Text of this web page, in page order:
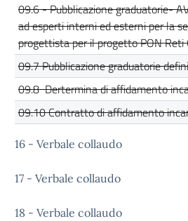
09.6 - Pubblicazione graduatorie-
ad esperti interni ed esterni per la
progettista per il progetto PON
09.7 Pubblicazione graduatorie
09.8 Dertermina di affidamento
09.10 Contratto di affidamento
16 - Verbale collaudo
17 - Verbale collaudo
18 - Verbale collaudo